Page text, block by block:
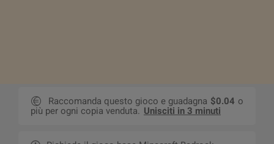
Raccomanda questo gioco e guadagna $0.04 o
più per ogni copia venduta. Unisciti in 3 minuti